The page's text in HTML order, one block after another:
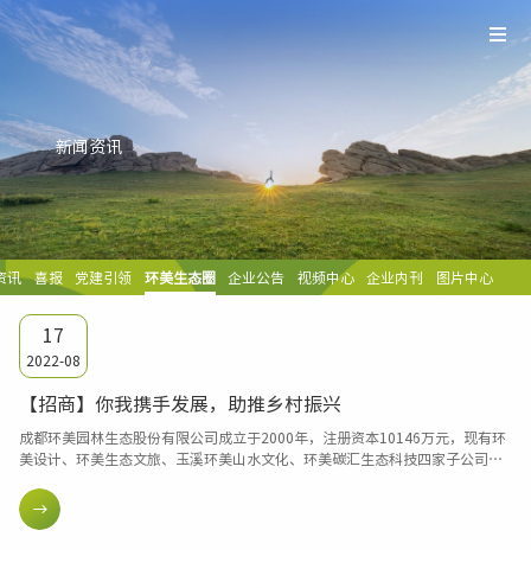
新闻资讯
讯 喜报 党建引领 环美生态圈 企业公告 视频中心 企业内刊 图片中心
17
2022-08
【招商】你我携手发展，助推乡村振兴
成都环美园林生态股份有限公司成立于2000年，注册资本10146万元，现有环
美设计、环美生态文旅、玉溪环美山水文化、环美碳汇生态科技四家子公司。
科技等方面的研究，并取得了卓有成效的研究成果。公司着力于推动乡村振兴
和城乡融合发展，已经形成集研发、策划创意、规划设计、项目营建、产业投